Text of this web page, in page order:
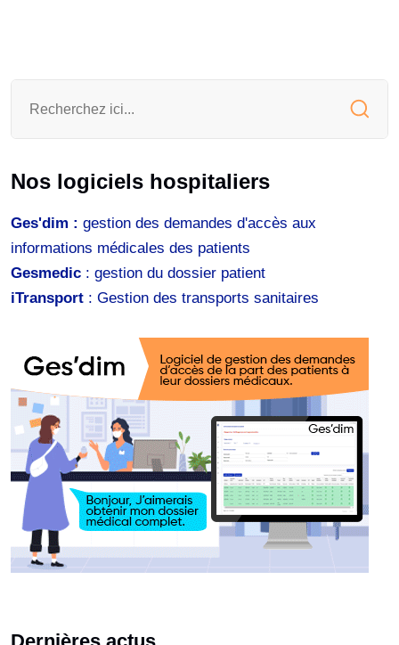
Nos logiciels hospitaliers
Ges'dim : gestion des demandes d'accès aux
informations médicales des patients
Gesmedic : gestion du dossier patient
iTransport : Gestion des transports sanitaires